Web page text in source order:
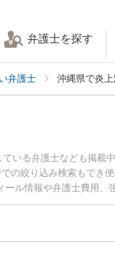
弁護士を探す
弁護士 沖縄県で炎
いる弁護士なども掲載
絞り込み検索もでき
ル情報や弁護士費用
富な近くの弁護士を検